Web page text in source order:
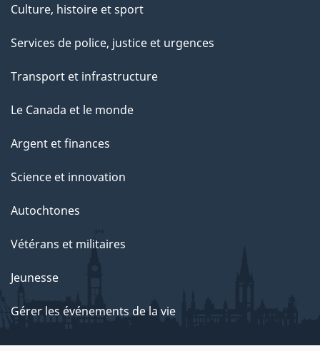
Culture, histoire et sport
Services de police, justice et urgences
Transport et infrastructure
Le Canada et le monde
Argent et finances
Science et innovation
Autochtones
Vétérans et militaires
Jeunesse
Gérer les événements de la vie